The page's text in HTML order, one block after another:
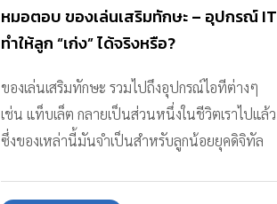
หมอตอบ ของเล่นเสริมทักษะ – อุปกรณ์ IT
ทำให้ลูก “เก่ง” ได้จริงหรือ?
ของเล่นเสริมทักษะ รวมไปถึงอุปกรณ์ไอทีต่างๆ
เช่น แท็บเล็ต กลายเป็นส่วนหนึ่งในชีวิตเราไปแล้ว
ซึ่งของเหล่านี้มันจำเป็นสำหรับลูกน้อยยุคดิจิทัล